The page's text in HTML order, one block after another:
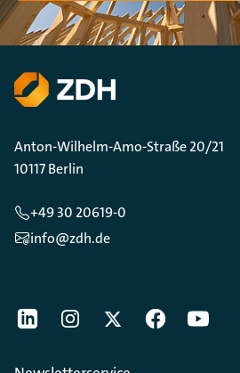
Anton-Wilhelm-Amo-Straße 20/21
10117 Berlin
+49 30 20619-0
info@zdh.de
[Der ZDH in den Sozialen Netzwerken]
LinkedIninstagramTwitterFacebookYoutube